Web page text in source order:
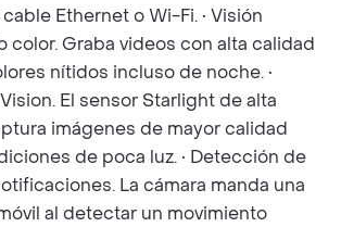
Ethernet o Wi-Fi. • Visión
color. Graba videos con alta calidad
nítidos incluso de noche. •
El sensor Starlight de alta
imágenes de mayor calidad
de poca luz. • Detección de
La cámara manda una
al detectar un movimiento